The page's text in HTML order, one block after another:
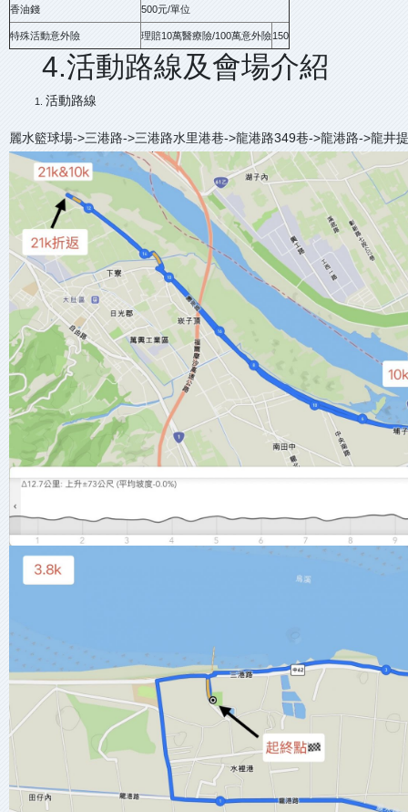
香油錢 500元/單位
特殊活動意外險 理賠10萬醫療險/100萬意外險150
4.活動路線及會場介紹
活動路線
麗水籃球場->三港路->三港路水里港巷->龍港路349巷->龍港路->龍井